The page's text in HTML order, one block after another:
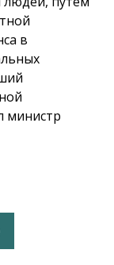
в
министр